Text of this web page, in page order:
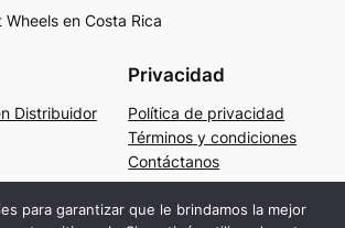
Wheels en Costa Rica
Distribuidor
Privacidad
Política de privacidad
Términos y condiciones
Contáctanos
para garantizar que le brindamos la mejor